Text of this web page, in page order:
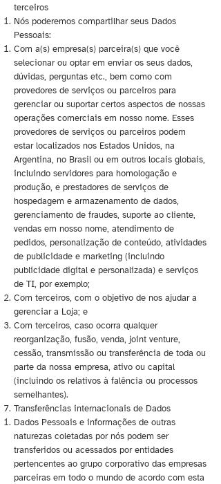
terceiros
Nós poderemos compartilhar seus Dados
Pessoais:
Com a(s) empresa(s) parceira(s) que você
selecionar ou optar em enviar os seus dados,
dúvidas, perguntas etc., bem como com
provedores de serviços ou parceiros para
gerenciar ou suportar certos aspectos de nossas
operações comerciais em nosso nome. Esses
provedores de serviços ou parceiros podem
estar localizados nos Estados Unidos, na
Argentina, no Brasil ou em outros locais globais,
incluindo servidores para homologação e
produção, e prestadores de serviços de
hospedagem e armazenamento de dados,
gerenciamento de fraudes, suporte ao cliente,
vendas em nosso nome, atendimento de
pedidos, personalização de conteúdo, atividades
de publicidade e marketing (incluindo
publicidade digital e personalizada) e serviços
de TI, por exemplo;
Com terceiros, com o objetivo de nos ajudar a
gerenciar a Loja; e
Com terceiros, caso ocorra qualquer
reorganização, fusão, venda, joint venture,
cessão, transmissão ou transferência de toda ou
parte da nossa empresa, ativo ou capital
(incluindo os relativos à falência ou processos
semelhantes).
Transferências internacionais de Dados
Dados Pessoais e informações de outras
naturezas coletadas por nós podem ser
transferidos ou acessados por entidades
pertencentes ao grupo corporativo das empresas
parceiras em todo o mundo de acordo com esta